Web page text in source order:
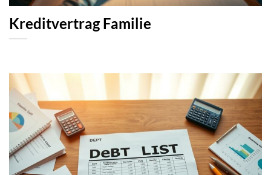
Kreditvertrag Familie